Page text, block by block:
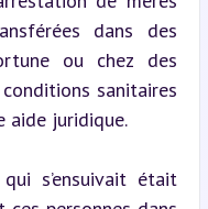
dans des
ou chez des
sanitaires
aide juridique.
s’ensuivait était